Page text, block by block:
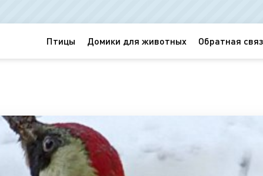
Птицы Домики для животных Обратная